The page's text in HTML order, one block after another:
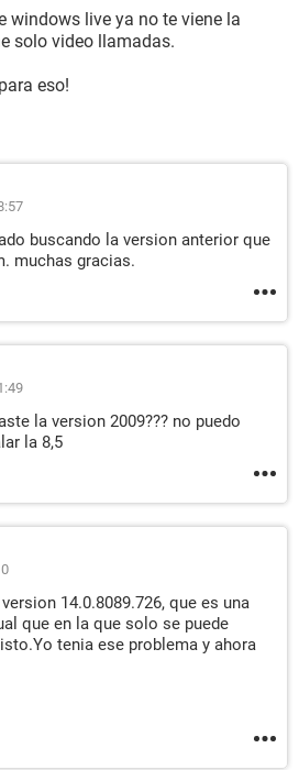
windows live ya no te viene la
solo video llamadas.
eso!
buscando la version anterior que
muchas gracias.
la version 2009??? no puedo
la 8,5
14.0.8089.726, que es una
que en la que solo se puede
tenia ese problema y ahora